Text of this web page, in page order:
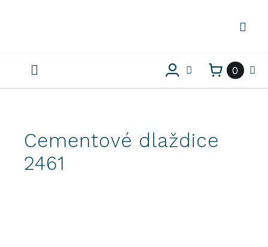
0
Cementové dlaždice
2461